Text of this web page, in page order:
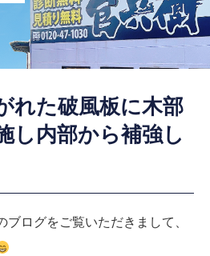
れた破風板に木部
し内部から補強し
ブログをご覧いただきまして、